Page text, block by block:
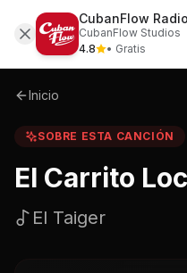
Sobre El-
Inicio
SOBRE ESTA CANCIÓN
El Carrito
El Taiger
CubanFlow Radio
CubanFlow Studios
4.8
• Gratis